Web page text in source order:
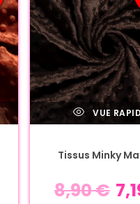
VUE
Tissus Minky
8,90€